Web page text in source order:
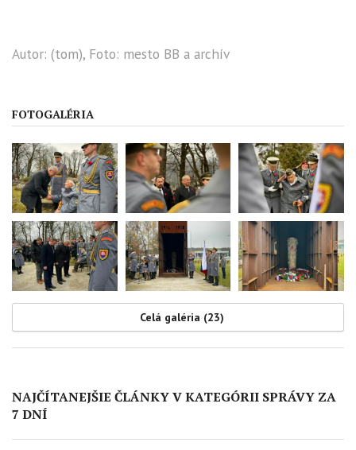
Autor: (tom), Foto: mesto BB a archív
FOTOGALÉRIA
Celá galéria (23)
NAJČÍTANEJŠIE ČLÁNKY V KATEGÓRII SPRÁVY ZA
7 DNÍ